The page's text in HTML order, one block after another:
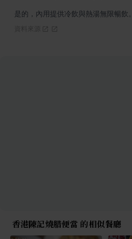
是的，內用提供冷飲與熱湯無限暢飲。
香港陳記燒腊便當 的相似餐廳